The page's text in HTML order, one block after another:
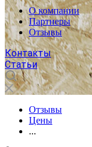
О компании
Партнеры
Отзывы
Контакты
Статьи
Отзывы
Цены
...